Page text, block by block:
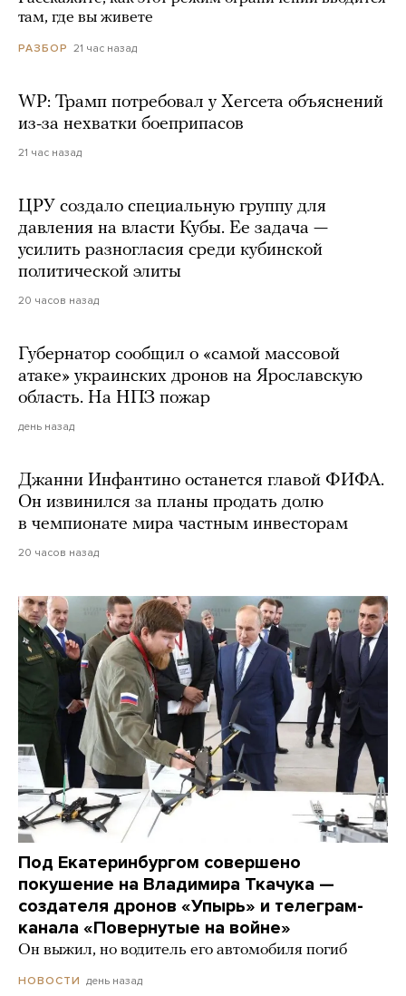
там, где вы живете
РАЗБОР 21 час назад
WP: Трамп потребовал у Хегсета объяснений
из-за нехватки боеприпасов
21 час назад
ЦРУ создало специальную группу для
давления на власти Кубы. Ее задача —
усилить разногласия среди кубинской
политической элиты
20 часов назад
Губернатор сообщил о «самой массовой
атаке» украинских дронов на Ярославскую
область. На НПЗ пожар
день назад
Джанни Инфантино останется главой ФИФА.
Он извинился за планы продать долю
в чемпионате мира частным инвесторам
20 часов назад
Под Екатеринбургом совершено
покушение на Владимира Ткачука —
создателя дронов «Упырь» и телеграм-
канала «Повернутые на войне»
Он выжил, но водитель его автомобиля погиб
НОВОСТИ день назад